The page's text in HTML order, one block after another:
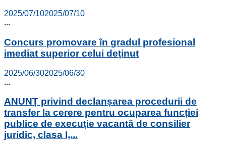
2025/07/102025/07/10
...
Concurs promovare în gradul profesional
imediat superior celui deținut
2025/06/302025/06/30
...
ANUNȚ privind declanșarea procedurii de
transfer la cerere pentru ocuparea funcției
publice de execuție vacantă de consilier
juridic, clasa I,...